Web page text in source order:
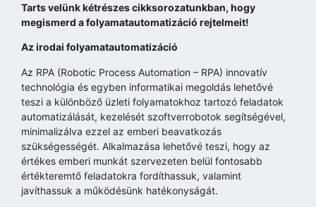
Tarts velünk kétrészes cikksorozatunkban, hogy
megismerd a folyamatautomatizáció rejtelmeit!
Az irodai folyamatautomatizáció
Az RPA (Robotic Process Automation – RPA) innovatív
technológia és egyben informatikai megoldás lehetővé
teszi a különböző üzleti folyamatokhoz tartozó feladatok
automatizálását, kezelését szoftverrobotok segítségével,
minimalizálva ezzel az emberi beavatkozás
szükségességét. Alkalmazása lehetővé teszi, hogy az
értékes emberi munkát szervezeten belül fontosabb
értékteremtő feladatokra fordíthassuk, valamint
javíthassuk a működésünk hatékonyságát.